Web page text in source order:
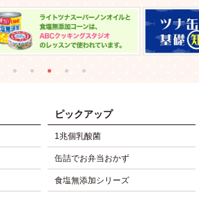
ピックアップ
1兆個乳酸菌
缶詰でお弁当おかず
食塩無添加シリーズ